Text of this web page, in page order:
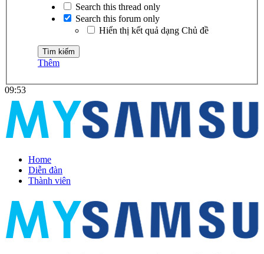
Search this thread only
Search this forum only
Hiển thị kết quả dạng Chủ đề
Thêm
09:53
Home
Diễn đàn
Thành viên